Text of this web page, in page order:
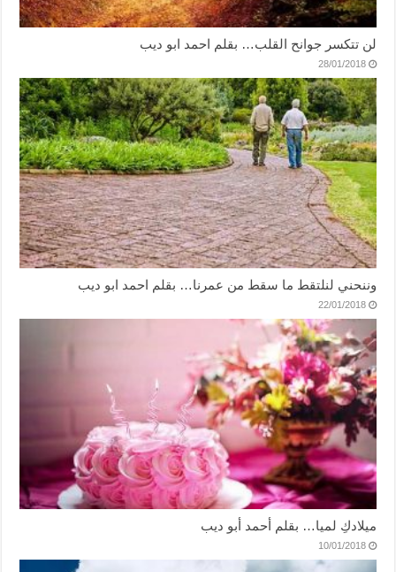
لن تتكسر جوانح القلب… بقلم احمد ابو ديب
28/01/2018
وننحني لنلتقط ما سقط من عمرنا… بقلم احمد ابو ديب
22/01/2018
ميلادكِ لميا… بقلم أحمد أبو ديب
10/01/2018